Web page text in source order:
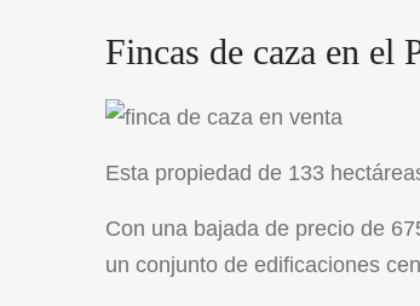
Fincas de caza en el
Esta propiedad de 133
Con una bajada de precio de
un conjunto de edificaciones